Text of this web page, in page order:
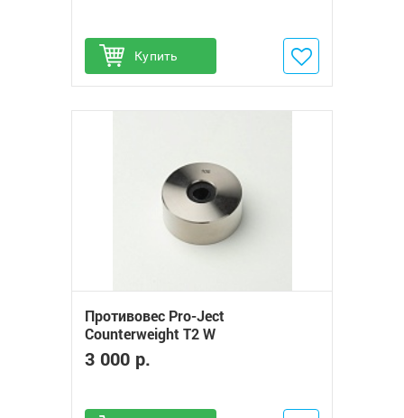
Купить
Добавить в избранное
Противовес Pro-Ject
Сounterweight T2 W
3 000 р.